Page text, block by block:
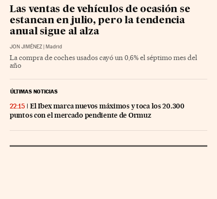
Las ventas de vehículos de ocasión se
estancan en julio, pero la tendencia
anual sigue al alza
JON JIMÉNEZ Madrid
La compra de coches usados cayó un 0,6% el séptimo mes del
año
ÚLTIMAS NOTICIAS
22:15
El Ibex marca nuevos máximos y toca los 20.300
puntos con el mercado pendiente de Ormuz